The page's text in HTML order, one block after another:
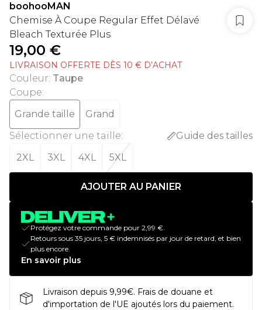
boohooMAN
Chemise À Coupe Regular Effet Délavé
Bleach Texturée Plus
19,00 €
LIVRAISON OFFERTE DÈS 10 € D’ACHAT
Couleur: Taupe
Coupe:
Grande taille
Grand
Sélectionner une taille:
Guide des tailles
2XL
3XL 4XL 5XL
AJOUTER AU PANIER
Protégez votre commande pour 2,99 €.
Retours sous 35 jours, 5 € indemnisés par jour de retard, et bien
plus encore.
En savoir plus
Livraison depuis 9,99€. Frais de douane et
d'importation de l'UE ajoutés lors du paiement.